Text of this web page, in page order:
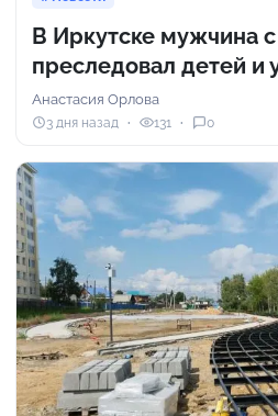
В Иркутске мужчина
преследовал детей и
Анастасия Орлова
3 дня назад 131 0